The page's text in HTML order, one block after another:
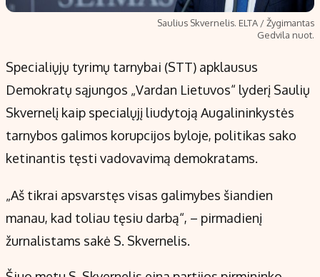
Saulius Skvernelis. ELTA / Žygimantas
Gedvila nuot.
Specialiųjų tyrimų tarnybai (STT) apklausus
Demokratų sąjungos „Vardan Lietuvos“ lyderį Saulių
Skvernelį kaip specialųjį liudytoją Augalininkystės
tarnybos galimos korupcijos byloje, politikas sako
ketinantis tęsti vadovavimą demokratams.
„Aš tikrai apsvarstęs visas galimybes šiandien
manau, kad toliau tęsiu darbą“, – pirmadienį
žurnalistams sakė S. Skvernelis.